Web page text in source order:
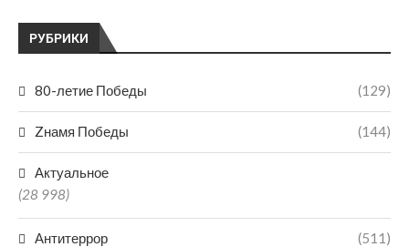
РУБРИКИ
80-летие Победы (129)
Zнамя Победы (144)
Актуальное
(28 998)
Антитеррор (511)